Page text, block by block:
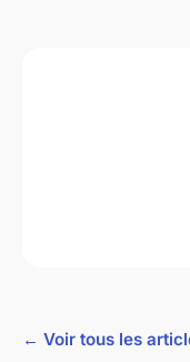
← Voir tous les